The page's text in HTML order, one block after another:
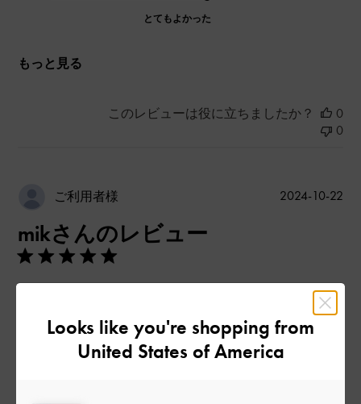
とてもよかった
もっと見る
このレビューは役に立ちましたか？
0
0
ご利用者様
mikさんのレビュー
店頭で実際に見たらめちゃめちゃかわいいです。ネットでは気
付かなかった。物も入るし、高見えします。
その他（シューズ以外） |カラー: ブラウン系
公
2024-10-22
Looks like you're shopping from
United States of America